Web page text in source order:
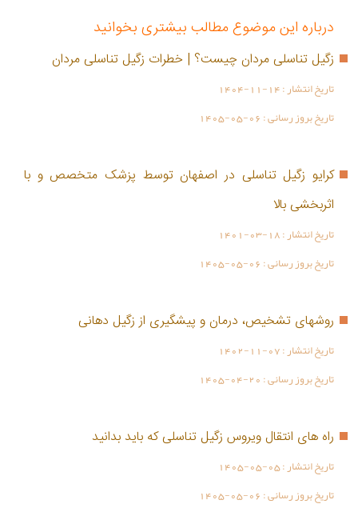
درباره این موضوع مطالب بیشتری بخوانید
زگیل تناسلی مردان چیست؟ | خطرات زگیل تناسلی مردان
تاریخ انتشار :1404-11-14
تاریخ بروز رسانی :1405-05-06
کرایو زگیل تناسلی در اصفهان توسط پزشک متخصص و با
اثربخشی بالا
تاریخ انتشار :1401-03-18
تاریخ بروز رسانی :1405-05-06
روشهای تشخیص، درمان و پیشگیری از زگیل دهانی
تاریخ انتشار :1402-11-07
تاریخ بروز رسانی :1405-04-20
راه های انتقال ویروس زگیل تناسلی که باید بدانید
تاریخ انتشار :1405-05-05
تاریخ بروز رسانی :1405-05-06